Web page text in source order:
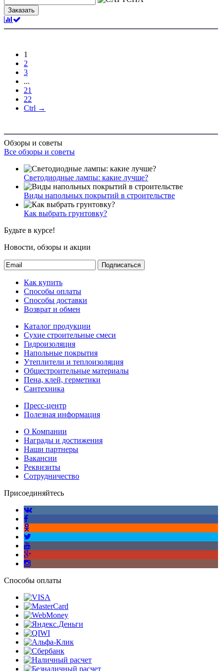
Заказать
1
2
3
...
21
22
Ctrl →
Обзоры и советы
Все обзоры и советы
Светодиодные лампы: какие лучше?
Виды напольных покрытий в строительстве
Как выбрать грунтовку?
Будьте в курсе!
Новости, обзоры и акции
Подписаться
Как купить
Способы оплаты
Способы доставки
Возврат и обмен
Каталог продукции
Сухие строительные смеси
Гидроизоляция
Напольные покрытия
Утеплители и теплоизоляция
Общестроительные материалы
Пена, клей, герметики
Сантехника
Пресс-центр
Полезная информация
О Компании
Награды и достижения
Наши партнеры
Вакансии
Реквизиты
Сотрудничество
Присоединяйтесь
Способы оплаты